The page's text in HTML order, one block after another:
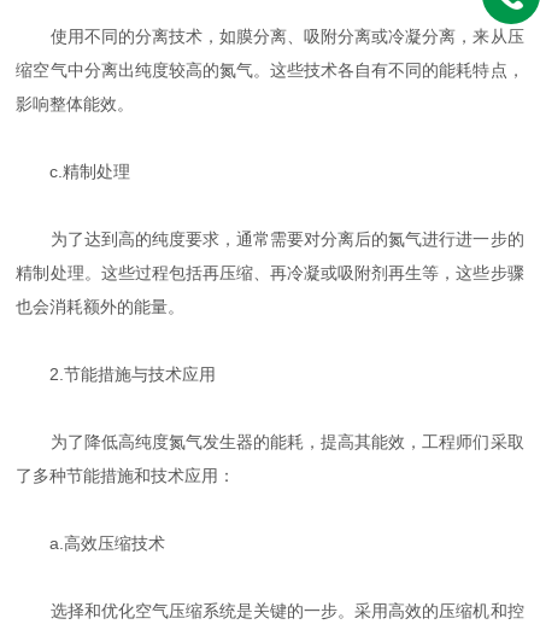
使用不同的分离技术，如膜分离、吸附分离或冷凝分离，来从压
缩空气中分离出纯度较高的氮气。这些技术各自有不同的能耗特点，
影响整体能效。
c.精制处理
为了达到高的纯度要求，通常需要对分离后的氮气进行进一步的
精制处理。这些过程包括再压缩、再冷凝或吸附剂再生等，这些步骤
也会消耗额外的能量。
2.节能措施与技术应用
为了降低高纯度氮气发生器的能耗，提高其能效，工程师们采取
了多种节能措施和技术应用：
a.高效压缩技术
选择和优化空气压缩系统是关键的一步。采用高效的压缩机和控